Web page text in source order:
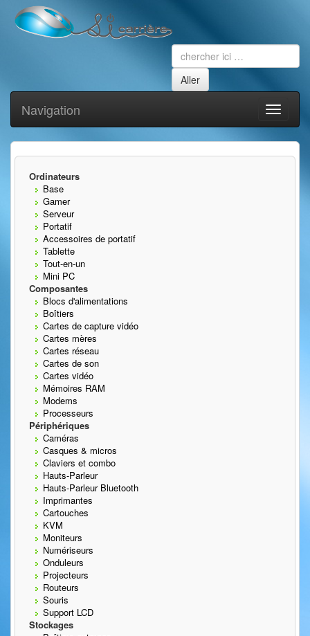
Toggle
Navigation
Ordinateurs
Base
Gamer
Serveur
Portatif
Accessoires de portatif
Tablette
Tout-en-un
Mini PC
Composantes
Blocs d'alimentations
Boîtiers
Cartes de capture vidéo
Cartes mères
Cartes réseau
Cartes de son
Cartes vidéo
Mémoires RAM
Modems
Processeurs
Périphériques
Caméras
Casques & micros
Claviers et combo
Hauts-Parleur
Hauts-Parleur Bluetooth
Imprimantes
Cartouches
KVM
Moniteurs
Numériseurs
Onduleurs
Projecteurs
Routeurs
Souris
Support LCD
Stockages